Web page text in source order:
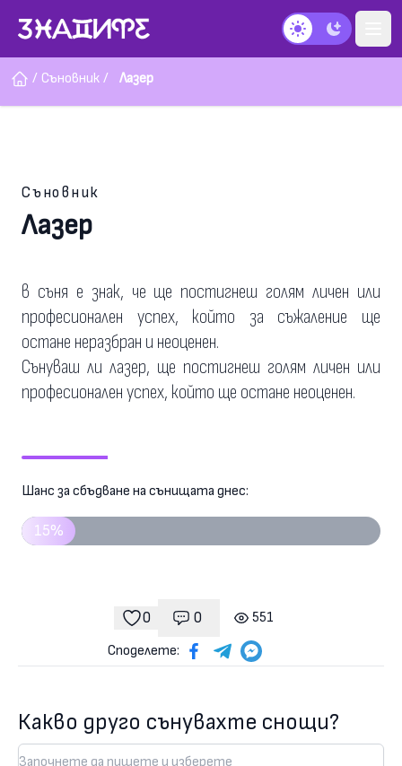
Тъмен режим
/ Съновник / Лазер
Съновник
Лазер
в съня е знак, че ще постигнеш голям личен или
професионален успех, който за съжаление ще
остане неразбран и неоценен.
Сънуваш ли лазер, ще постигнеш голям личен или
професионален успех, който ще остане неоценен.
Шанс за сбъдване на сънищата днес:
15%
0
харесвания
0
Коментари
551
гледания
Споделете:
Какво друго сънувахте снощи?